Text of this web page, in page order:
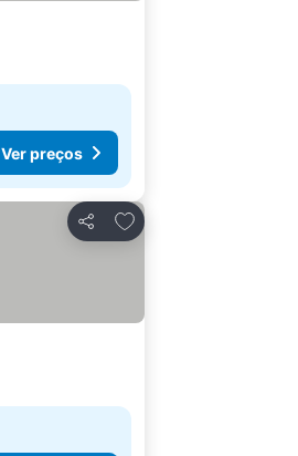
Ver preços
Partilhar
Adicionar aos favoritos